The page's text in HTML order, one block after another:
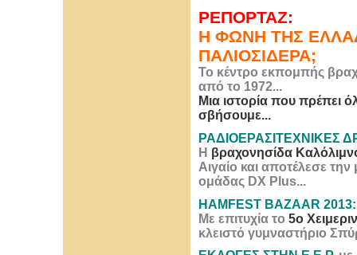
ΡΕΠΟΡΤΑΖ:
Η ΦΩΝΗ ΤΗΣ
ΠΑΛΙΟΣΙΔΕΡΑ;
Το κέντρο εκπομπής
από το 1972...
Μια ιστορία που πρέπει
σβήσουμε...
ΡΑΔΙΟΕΡΑΣΙΤΕΧΝΙΚΕΣ
Η βραχονησίδα
Αιγαίο και αποτέλεσε
ομάδας DX Plus...
HAMFEST BAZAAR 2013:
Με επιτυχία το 5ο
κλειστό γυμναστήριο